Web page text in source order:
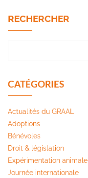
RECHERCHER
CATÉGORIES
Actualités du GRAAL
Adoptions
Bénévoles
Droit & législation
Expérimentation animale
Journée internationale